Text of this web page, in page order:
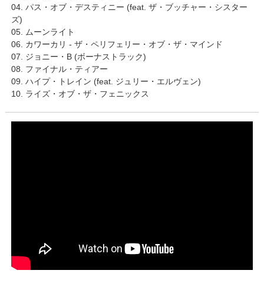
04. パス・オブ・デスティニー (feat. ザ・ブッチャー・シスター
ズ)
05. ムーンライト
06. カワーカリ - ザ・ペリフェリー・オブ・ザ・マインド
07. ジョニー・B (ボーナストラック)
08. ファイナル・ティアー
09. ハイプ・トレイン (feat. ジュリー・エルヴェン)
10. ライズ・オブ・ザ・フェニックス